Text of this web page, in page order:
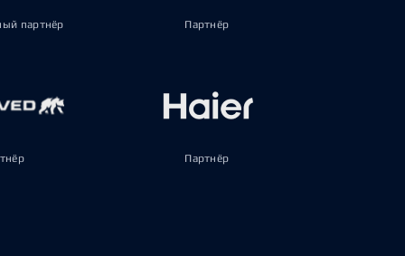
партнёр Партнёр
Партнёр